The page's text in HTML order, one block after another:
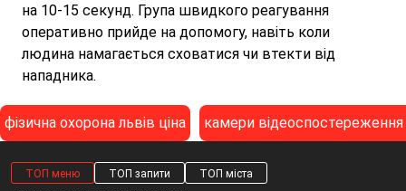
на 10-15 секунд. Група швидкого реагування
оперативно прийде на допомогу, навіть коли
людина намагається сховатися чи втекти від
нападника.
фізична охорона львів ціна камери
ТОП меню ТОП запити ТОП міста